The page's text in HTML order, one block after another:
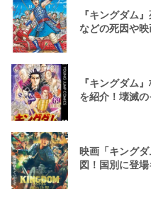
『キングダム
などの死因や
『キングダム
を紹介！壊滅
映画「キング
図！国別に登